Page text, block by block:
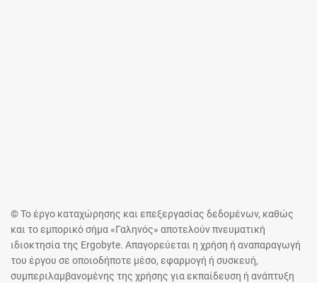
© Το έργο καταχώρησης και επεξεργασίας δεδομένων, καθώς
και το εμπορικό σήμα «Γαληνός» αποτελούν πνευματική
ιδιοκτησία της Ergobyte. Απαγορεύεται η χρήση ή αναπαραγωγή
του έργου σε οποιοδήποτε μέσο, εφαρμογή ή συσκευή,
συμπεριλαμβανομένης της χρήσης για εκπαίδευση ή ανάπτυξη